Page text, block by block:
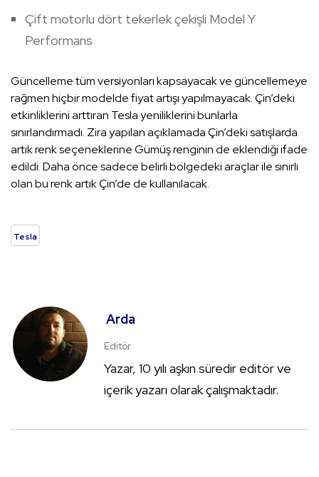
Çift motorlu dört tekerlek çekişli Model Y
Performans
Güncelleme tüm versiyonları kapsayacak ve güncellemeye
rağmen hiçbir modelde fiyat artışı yapılmayacak. Çin’deki
etkinliklerini arttıran Tesla yeniliklerini bunlarla
sınırlandırmadı. Zira yapılan açıklamada Çin’deki satışlarda
artık renk seçeneklerine Gümüş renginin de eklendiği ifade
edildi. Daha önce sadece belirli bölgedeki araçlar ile sınırlı
olan bu renk artık Çin’de de kullanılacak.
Tesla
Arda
Editör
Yazar, 10 yılı aşkın süredir editör ve
içerik yazarı olarak çalışmaktadır.